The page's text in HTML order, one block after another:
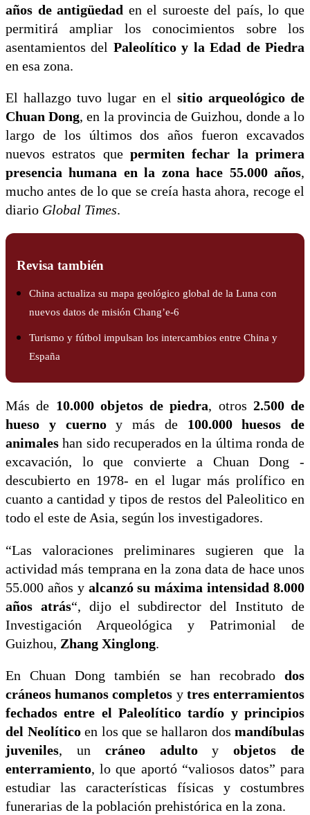
años de antigüedad en el suroeste del país, lo que
permitirá ampliar los conocimientos sobre los
asentamientos del Paleolítico y la Edad de Piedra
en esa zona.
El hallazgo tuvo lugar en el sitio arqueológico de
Chuan Dong, en la provincia de Guizhou, donde a lo
largo de los últimos dos años fueron excavados
nuevos estratos que permiten fechar la primera
presencia humana en la zona hace 55.000 años,
mucho antes de lo que se creía hasta ahora, recoge el
diario Global Times.
Revisa también
China actualiza su mapa geológico global de la Luna con
nuevos datos de misión Chang’e-6
Turismo y fútbol impulsan los intercambios entre China y
España
Más de 10.000 objetos de piedra, otros 2.500 de
hueso y cuernoy más de 100.000 huesos de
animales han sido recuperados en la última ronda de
excavación, lo que convierte a Chuan Dong -
descubierto en 1978- en el lugar más prolífico en
cuanto a cantidad y tipos de restos del Paleolitico en
todo el este de Asia, según los investigadores.
“Las valoraciones preliminares sugieren que la
actividad más temprana en la zona data de hace unos
55.000 años y alcanzó su máxima intensidad 8.000
años atrás“, dijo el subdirector del Instituto de
Investigación Arqueológica y Patrimonial de
Guizhou, Zhang Xinglong.
En Chuan Dong también se han recobradodos
cráneos humanos completos y tres enterramientos
fechados entre el Paleolítico tardío y principios
del Neolíticoen los que se hallaron dos mandíbulas
juveniles, un cráneo adultoyobjetos de
enterramiento, lo que aportó “valiosos datos” para
estudiar las características físicas y costumbres
funerarias de la población prehistórica en la zona.